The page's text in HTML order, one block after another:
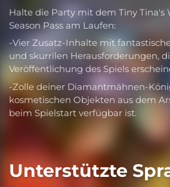
Halte die Party mit dem Tiny Tina's
Season Pass am Laufen:
-Vier Zusatz-Inhalte mit
und skurrilen Herausforderungen,
Veröffentlichung des Spiels
-Zolle deiner Diamantmähnen-
kosmetischen Objekten aus dem
beim Spielstart verfügbar ist.
Unterstützte